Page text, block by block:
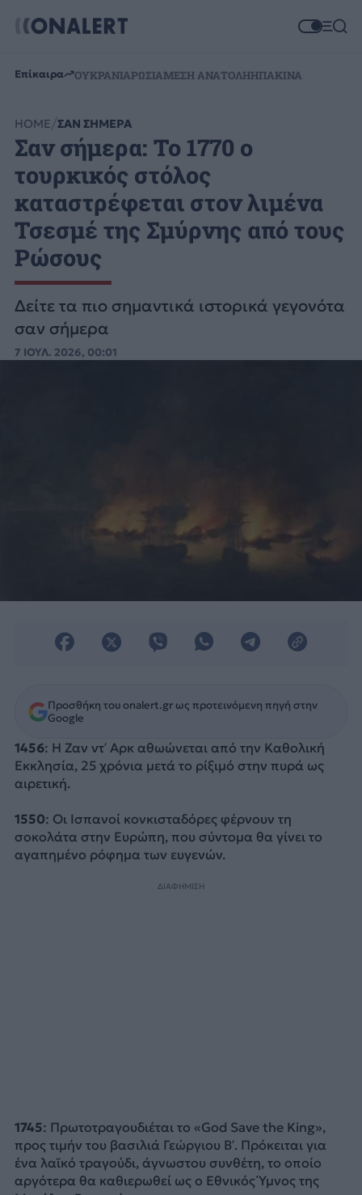
Επίκαιρα ΟΥΚΡΑΝΙΑΡΩΣΙΑΜΕΣΗ ΑΝΑΤΟΛΗΗΠΑΚΙΝΑ
HOME ΣΑΝ ΣΗΜΕΡΑ
Σαν σήμερα: To 1770 ο
τουρκικός στόλος
καταστρέφεται στον λιμένα
Τσεσμέ της Σμύρνης από τους
Ρώσους
Δείτε τα πιο σημαντικά ιστορικά γεγονότα
σαν σήμερα
7 ΙΟΥΛ. 2026, 00:01
Προσθήκη του onalert.gr ως προτεινόμενη πηγή στην
Google
1456: Η Ζαν ντ’ Αρκ αθωώνεται από την Καθολική
Εκκλησία, 25 χρόνια μετά το ρίξιμό στην πυρά ως
αιρετική.
1550: Οι Ισπανοί κονκισταδόρες φέρνουν τη
σοκολάτα στην Ευρώπη, που σύντομα θα γίνει το
αγαπημένο ρόφημα των ευγενών.
ΔΙΑΦΗΜΙΣΗ
1745: Πρωτοτραγουδιέται το «God Save the King»,
προς τιμήν του βασιλιά Γεώργιου Β’. Πρόκειται για
ένα λαϊκό τραγούδι, άγνωστου συνθέτη, το οποίο
αργότερα θα καθιερωθεί ως ο Εθνικός Ύμνος της